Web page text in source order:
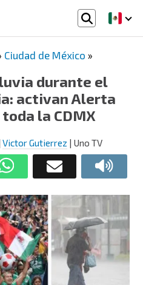
Ciudad de México »
durante el
activan Alerta
la CDMX
Victor Gutierrez | Uno TV